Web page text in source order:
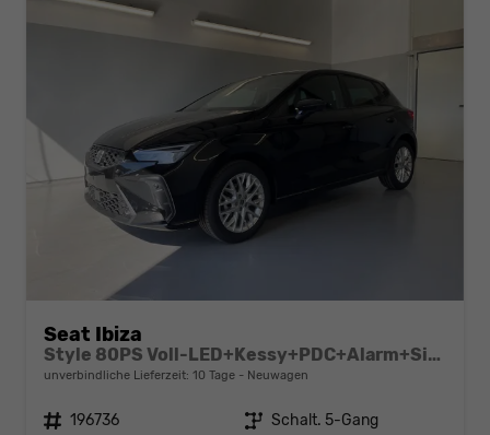
Seat Ibiza
Style 80PS Voll-LED+Kessy+PDC+Alarm+Sitzheizung+Kamera+App-Connect
unverbindliche Lieferzeit: 10 Tage Neuwagen
Fahrzeugnr. 196736 Getriebe Schalt. 5-Gang